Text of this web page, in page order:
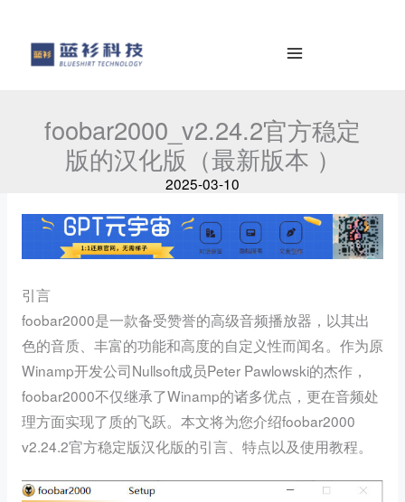
foobar2000_v2.24.2官方稳定
版的汉化版（最新版本 ）
2025-03-10
引言
foobar2000是一款备受赞誉的高级音频播放器，以其出
色的音质、丰富的功能和高度的自定义性而闻名。作为原
Winamp开发公司Nullsoft成员Peter Pawlowski的杰作，
foobar2000不仅继承了Winamp的诸多优点，更在音频处
理方面实现了质的飞跃。本文将为您介绍foobar2000
v2.24.2官方稳定版汉化版的引言、特点以及使用教程。
h